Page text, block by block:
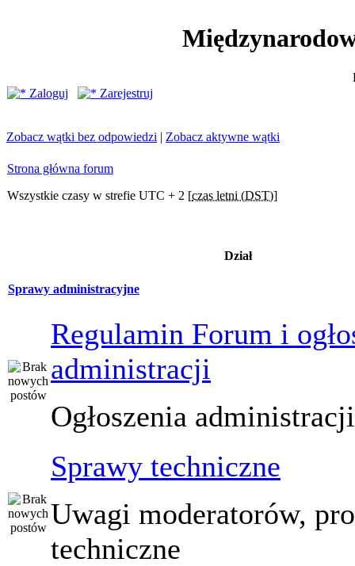
Zaloguj
Zarejestruj
Zobacz wątki bez odpowiedzi | Zobacz aktywne wątki
Strona główna forum
Wszystkie czasy w strefie UTC + 2 [czas letni (DST)]
Dział
Sprawy administracyjne
Regulamin Forum i
administracji
Ogłoszenia
Sprawy techniczne
Uwagi moderatorów,
techniczne